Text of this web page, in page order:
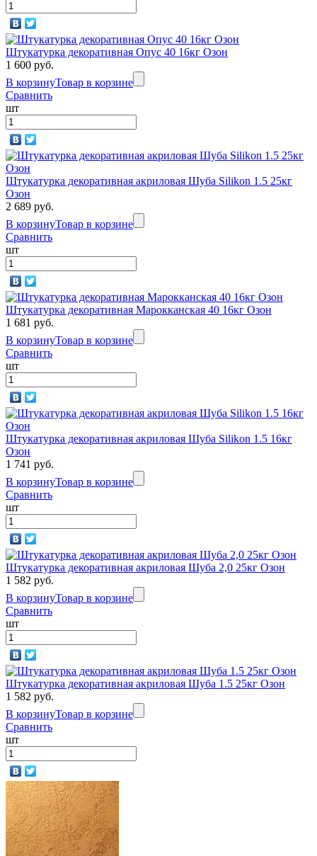
Штукатурка декоративная Опус 40 16кг Озон
1 600 руб.
В корзинуТовар в корзине
Сравнить
шт
Штукатурка декоративная акриловая Шуба Silikon 1.5 25кг
Озон
2 689 руб.
В корзинуТовар в корзине
Сравнить
шт
Штукатурка декоративная Марокканская 40 16кг Озон
1 681 руб.
В корзинуТовар в корзине
Сравнить
шт
Штукатурка декоративная акриловая Шуба Silikon 1.5 16кг
Озон
1 741 руб.
В корзинуТовар в корзине
Сравнить
шт
Штукатурка декоративная акриловая Шуба 2,0 25кг Озон
1 582 руб.
В корзинуТовар в корзине
Сравнить
шт
Штукатурка декоративная акриловая Шуба 1.5 25кг Озон
1 582 руб.
В корзинуТовар в корзине
Сравнить
шт